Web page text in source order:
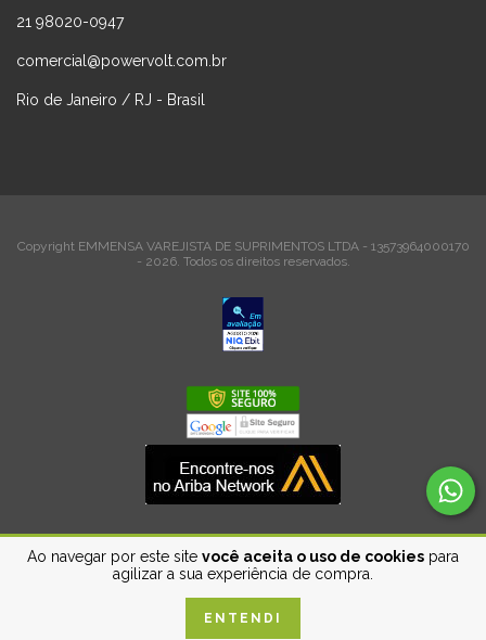
Ao navegar por este site você aceita o uso de cookies para
agilizar a sua experiência de compra.
ENTENDI
21 98020-0947
comercial@powervolt.com.br
Rio de Janeiro / RJ - Brasil
Copyright EMMENSA VAREJISTA DE SUPRIMENTOS LTDA - 13573964000170
- 2026. Todos os direitos reservados.